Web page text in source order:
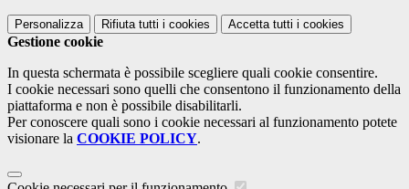
Personalizza Rifiuta tutti i cookies Accetta tutti i cookies
Gestione cookie
In questa schermata è possibile scegliere quali cookie consentire.
I cookie necessari sono quelli che consentono il funzionamento della
piattaforma e non è possibile disabilitarli.
Per conoscere quali sono i cookie necessari al funzionamento potete
visionare la COOKIE POLICY.